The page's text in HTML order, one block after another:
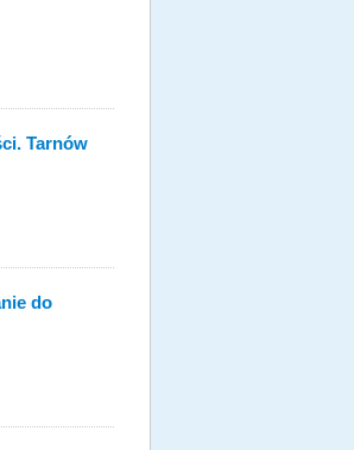
Tarnów
do